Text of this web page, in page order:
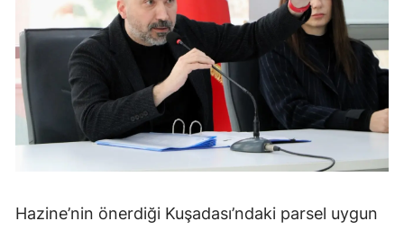
Hazine’nin önerdiği Kuşadası’ndaki parsel uygun